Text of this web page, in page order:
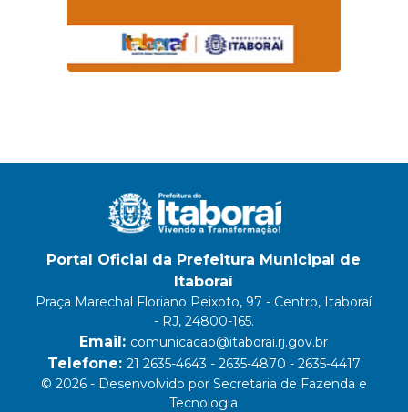
Portal Oficial da Prefeitura Municipal de
Itaboraí
Praça Marechal Floriano Peixoto, 97 - Centro, Itaboraí
- RJ, 24800-165.
Email: comunicacao@itaborai.rj.gov.br
Telefone: 21 2635-4643 - 2635-4870 - 2635-4417
© 2026 - Desenvolvido por Secretaria de Fazenda e
Tecnologia